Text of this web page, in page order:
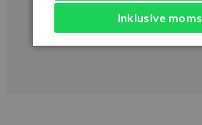
Inklusive moms